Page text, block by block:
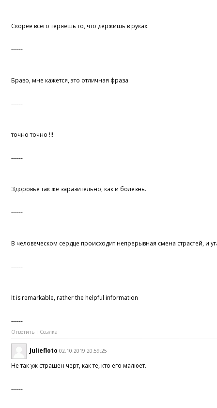
Скорее всего теряешь то, что держишь в руках.
------
Браво, мне кажется, это отличная фраза
------
точно точно !!!
------
Здоровье так же заразительно, как и болезнь.
------
В человеческом сердце происходит непрерывная смена страстей, и
------
It is remarkable, rather the helpful information
------
Ответить Ссылка
Juliefloto 02.10.2019 20:59:25
Не так уж страшен черт, как те, кто его малюет.
------